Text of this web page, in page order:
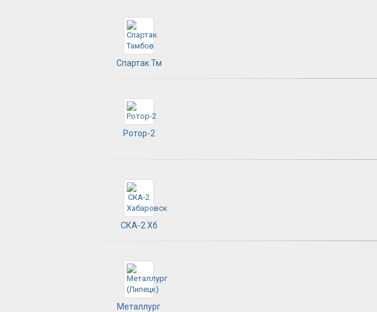
Спартак Тм
Ротор-2
СКА-2 Хб
Металлург